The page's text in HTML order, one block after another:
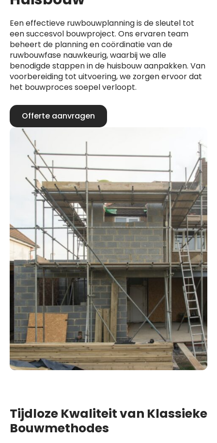
Een effectieve ruwbouwplanning is de sleutel tot
een succesvol bouwproject. Ons ervaren team
beheert de planning en coördinatie van de
ruwbouwfase nauwkeurig, waarbij we alle
benodigde stappen in de huisbouw aanpakken. Van
voorbereiding tot uitvoering, we zorgen ervoor dat
het bouwproces soepel verloopt.
Offerte aanvragen
Tijdloze Kwaliteit van Klassieke
Bouwmethodes